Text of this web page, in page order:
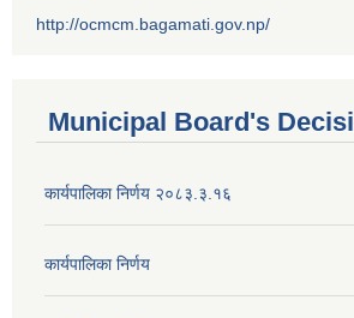
http://ocmcm.bagamati.gov.np/
Municipal Board's
कार्यपालिका निर्णय २०८३.३.१६
कार्यपालिका निर्णय